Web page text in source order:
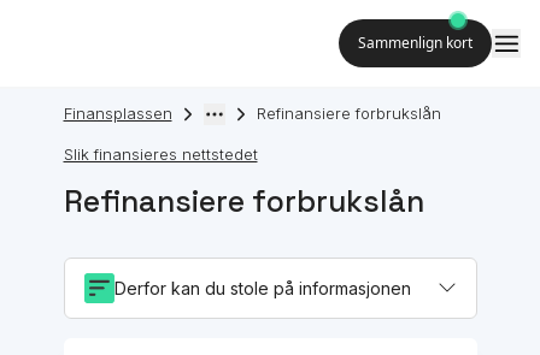
Sammenlign kort
Finansplassen Refinansiere forbrukslån
Slik finansieres nettstedet
Refinansiere forbrukslån
Derfor kan du stole på informasjonen